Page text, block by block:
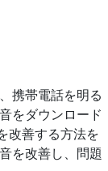
携帯電話を明る
をダウンロード
改善する方法を
を改善し、問題